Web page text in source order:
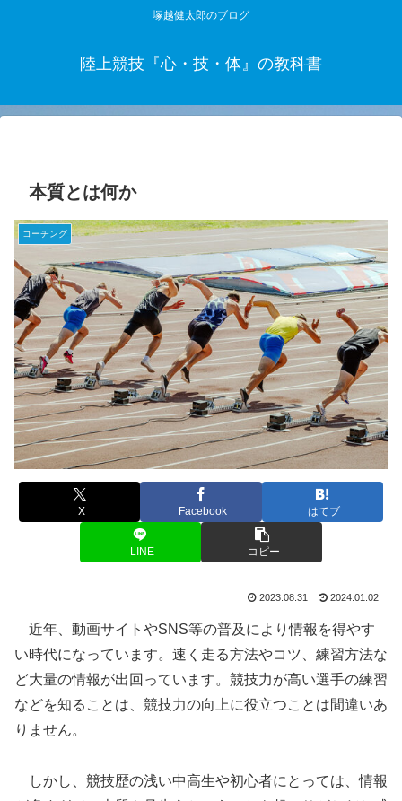
塚越健太郎のブログ
陸上競技『心・技・体』の教科書
本質とは何か
コーチング
X Facebook はてブ
LINE コピー
2023.08.31 2024.01.02
近年、動画サイトやSNS等の普及により情報を得やす
い時代になっています。速く走る方法やコツ、練習方法な
ど大量の情報が出回っています。競技力が高い選手の練習
などを知ることは、競技力の向上に役立つことは間違いあ
りません。
しかし、競技歴の浅い中高生や初心者にとっては、情報